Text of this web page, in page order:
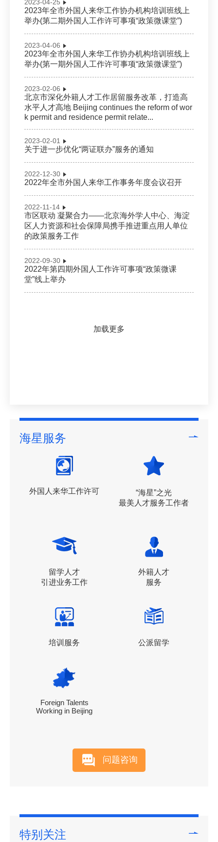
2023-04-25
2023年全市外国人来华工作协办机构培训班线上
举办(第二期外国人工作许可事项“政策微课堂”)
2023-04-06
2023年全市外国人来华工作协办机构培训班线上
举办(第一期外国人工作许可事项“政策微课堂”)
2023-02-06
北京市深化外籍人才工作居留服务改革，打造高
水平人才高地 Beijing continues the reform of wor
k permit and residence permit relate...
2023-02-01
关于进一步优化“两证联办”服务的通知
2022-12-30
2022年全市外国人来华工作事务年度会议召开
2022-11-14
市区联动 凝聚合力——北京海外学人中心、海淀
区人力资源和社会保障局携手推进重点用人单位
的政策服务工作
2022-09-30
2022年第四期外国人工作许可事项“政策微课
堂”线上举办
加载更多
海星服务
外国人来华工作许可
“海星”之光
最美人才服务工作者
留学人才
引进业务工作
外籍人才
服务
培训服务 公派留学
Foreign Talents
Working in Beijing
问题咨询
特别关注